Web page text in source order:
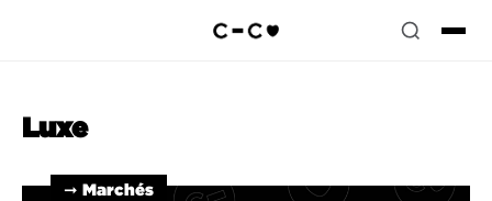
Luxe
➞ Marchés